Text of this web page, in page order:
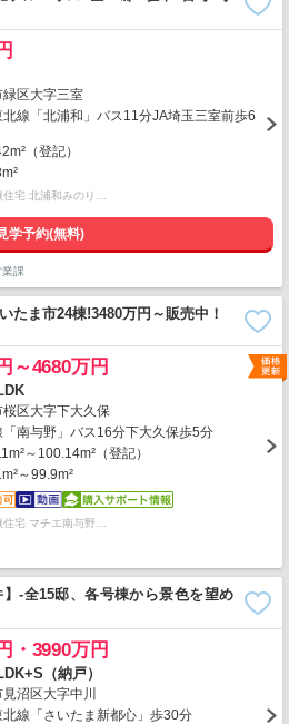
緑区大字三室
北線「北浦和」バス11分JA埼玉三室前歩6
（登記）
住宅 北浦和みのり…
学予約(無料)
課
たま市24棟!3480万円～販売中！
～4680万円
桜区大字下大久保
「南与野」バス16分下大久保歩5分
～100.14m²（登記）
～99.9m²
住宅 マチエ南与野…
】-全15邸、各号棟から景色を望め
・3990万円
（納戸）
沼区大字中川
北線「さいたま新都心」歩30分